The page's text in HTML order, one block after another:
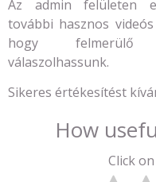
Az admin felületen
további hasznos
hogy felmerülő
válaszolhassunk.
Sikeres értékesítést
How
Click